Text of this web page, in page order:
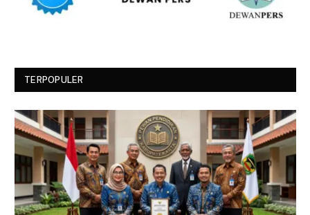
TERPOPULER